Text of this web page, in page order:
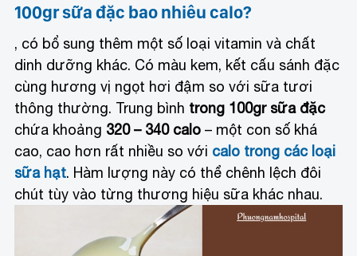
100gr sữa đặc bao nhiêu calo?
, có bổ sung thêm một số loại vitamin và chất
dinh dưỡng khác. Có màu kem, kết cấu sánh đặc
cùng hương vị ngọt hơi đậm so với sữa tươi
thông thường. Trung bình trong 100gr sữa đặc
chứa khoảng 320 – 340 calo– một con số khá
cao, cao hơn rất nhiều so với calo trong các loại
sữa hạt. Hàm lượng này có thể chênh lệch đôi
chút tùy vào từng thương hiệu sữa khác nhau.